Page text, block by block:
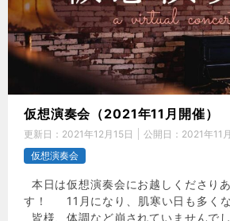
仮想演奏会（2021年11月開催）
更新日： 2021年12月15日 公開日： 2021年11
仮想演奏会
本日は仮想演奏会にお越しくださり
す！ 11月になり、肌寒い日も多くな
皆様、体調など崩されていません